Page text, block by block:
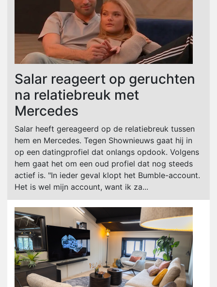
Salar reageert op geruchten
na relatiebreuk met
Mercedes
Salar heeft gereageerd op de relatiebreuk tussen
hem en Mercedes. Tegen Shownieuws gaat hij in
op een datingprofiel dat onlangs opdook. Volgens
hem gaat het om een oud profiel dat nog steeds
actief is. "In ieder geval klopt het Bumble-account.
Het is wel mijn account, want ik za...